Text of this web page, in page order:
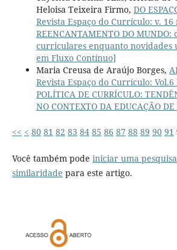
Heloisa Teixeira Firmo, DO
Revista Espaço do Currículo: v. 16
REENCANTAMENTO DO MUNDO:
curriculares enquanto novidades
em Fluxo Contínuo]
Maria Creusa de Araújo Borges,
Revista Espaço do Currículo: Vol.6
POLÍTICA DE CURRÍCULO:
NO CONTEXTO DA EDUCAÇÃO DE
<< < 80 81 82 83 84 85 86 87 88 89 90 91
Você também pode iniciar uma
similaridade para este artigo.